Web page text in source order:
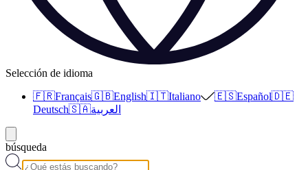
Selección de idioma
🇫🇷Français🇬🇧English🇮🇹Italiano 🇪🇸Español🇩🇪
Deutsch🇸🇦العربية
búsqueda